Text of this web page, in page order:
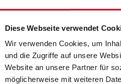
Diese Webseite verwendet
Wir verwenden Cookies, um
und die Zugriffe auf unsere
Website an unsere Partner für
möglicherweise mit weiteren